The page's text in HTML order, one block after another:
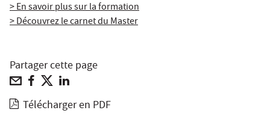
> En savoir plus sur la formation
> Découvrez le carnet du Master
Partager cette page
Télécharger en PDF